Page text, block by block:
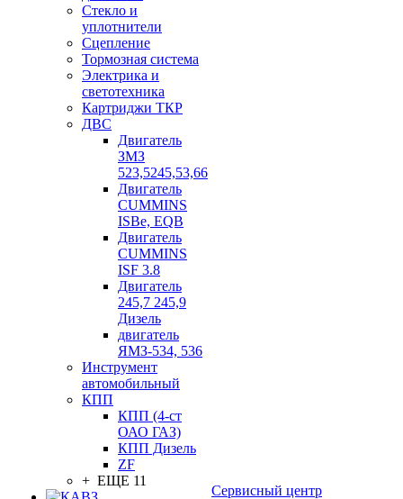
Стекло и
уплотнители
Сцепление
Тормозная система
Электрика и
светотехника
Картриджи ТКР
ДВС
Двигатель
ЗМЗ
523,5245,53,66
Двигатель
CUMMINS
ISBe, EQB
Двигатель
CUMMINS
ISF 3.8
Двигатель
245,7 245,9
Дизель
двигатель
ЯМЗ-534, 536
Инструмент
автомобильный
КПП
КПП (4-ст
ОАО ГАЗ)
КПП Дизель
ZF
+ ЕЩЕ 11
Сервисный центр